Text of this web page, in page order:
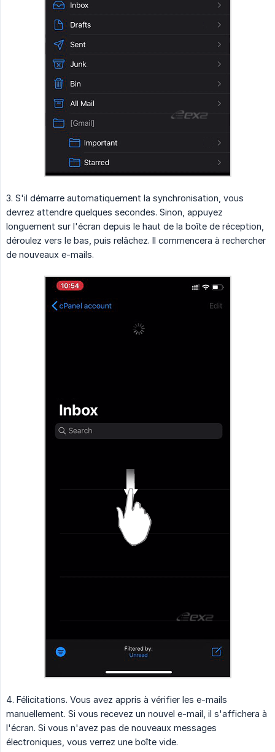
3. S'il démarre automatiquement la synchronisation, vous
devrez attendre quelques secondes. Sinon, appuyez
longuement sur l'écran depuis le haut de la boîte de réception,
déroulez vers le bas, puis relâchez. Il commencera à rechercher
de nouveaux e-mails.
4. Félicitations. Vous avez appris à vérifier les e-mails
manuellement. Si vous recevez un nouvel e-mail, il s'affichera à
l'écran. Si vous n'avez pas de nouveaux messages
électroniques, vous verrez une boîte vide.